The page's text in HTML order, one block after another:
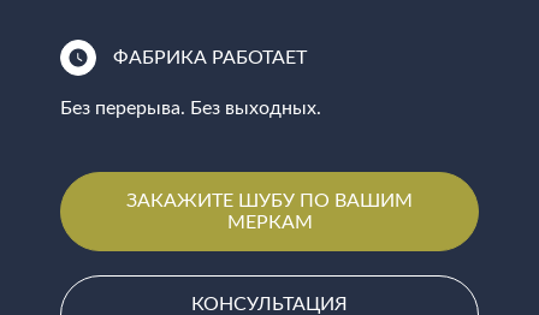
ФАБРИКА РАБОТАЕТ
Без перерыва. Без выходных.
ЗАКАЖИТЕ ШУБУ ПО ВАШИМ
МЕРКАМ
КОНСУЛЬТАЦИЯ